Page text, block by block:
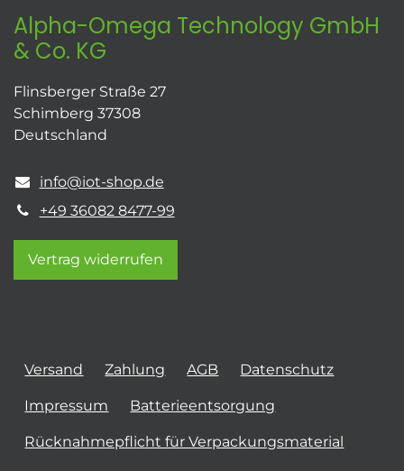
Alpha-Omega Technology GmbH
& Co. KG
Flinsberger Straße 27
Schimberg 37308
Deutschland
info@iot-shop.de
+49 36082 8477-99
Vertrag widerrufen
Versand Zahlung AGB Datenschutz
Impressum Batterieentsorgung
Rücknahmepflicht für Verpackungsmaterial